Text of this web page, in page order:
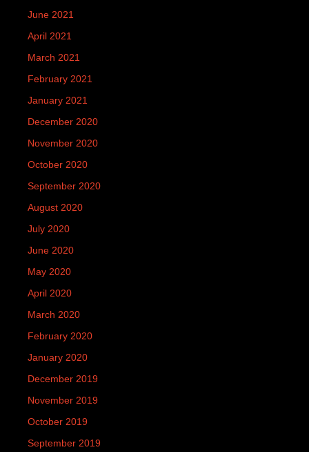
June 2021
April 2021
March 2021
February 2021
January 2021
December 2020
November 2020
October 2020
September 2020
August 2020
July 2020
June 2020
May 2020
April 2020
March 2020
February 2020
January 2020
December 2019
November 2019
October 2019
September 2019